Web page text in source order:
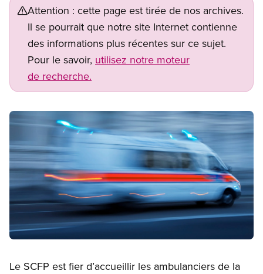
Attention : cette page est tirée de nos archives.
Il se pourrait que notre site Internet contienne
des informations plus récentes sur ce sujet.
Pour le savoir, utilisez notre moteur
de recherche.
Image
Le SCFP est fier d’accueillir les ambulanciers de la